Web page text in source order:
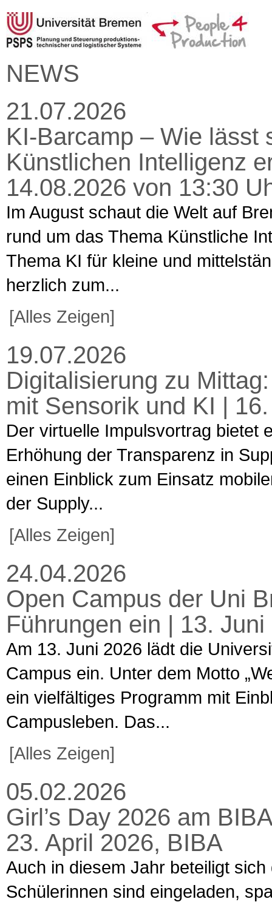
NEWS
21.07.2026
KI-Barcamp – Wie lässt
Künstlichen Intelligenz
14.08.2026 von 13:30
Im August schaut die Welt auf
rund um das Thema Künstliche
Thema KI für kleine und
herzlich zum...
[Alles Zeigen]
19.07.2026
Digitalisierung zu
mit Sensorik und KI |
Der virtuelle Impulsvortrag bietet
Erhöhung der Transparenz in
einen Einblick zum Einsatz
der Supply...
[Alles Zeigen]
24.04.2026
Open Campus der Uni
Führungen ein | 13.
Am 13. Juni 2026 lädt die
Campus ein. Unter dem Motto
ein vielfältiges Programm mit
Campusleben. Das...
[Alles Zeigen]
05.02.2026
Girl’s Day 2026 am
23. April 2026, BIBA
Auch in diesem Jahr beteiligt sich
Schülerinnen sind eingeladen,